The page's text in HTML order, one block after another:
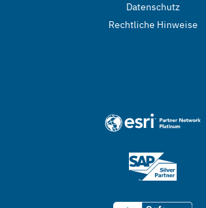
Datenschutz
Rechtliche Hinweise